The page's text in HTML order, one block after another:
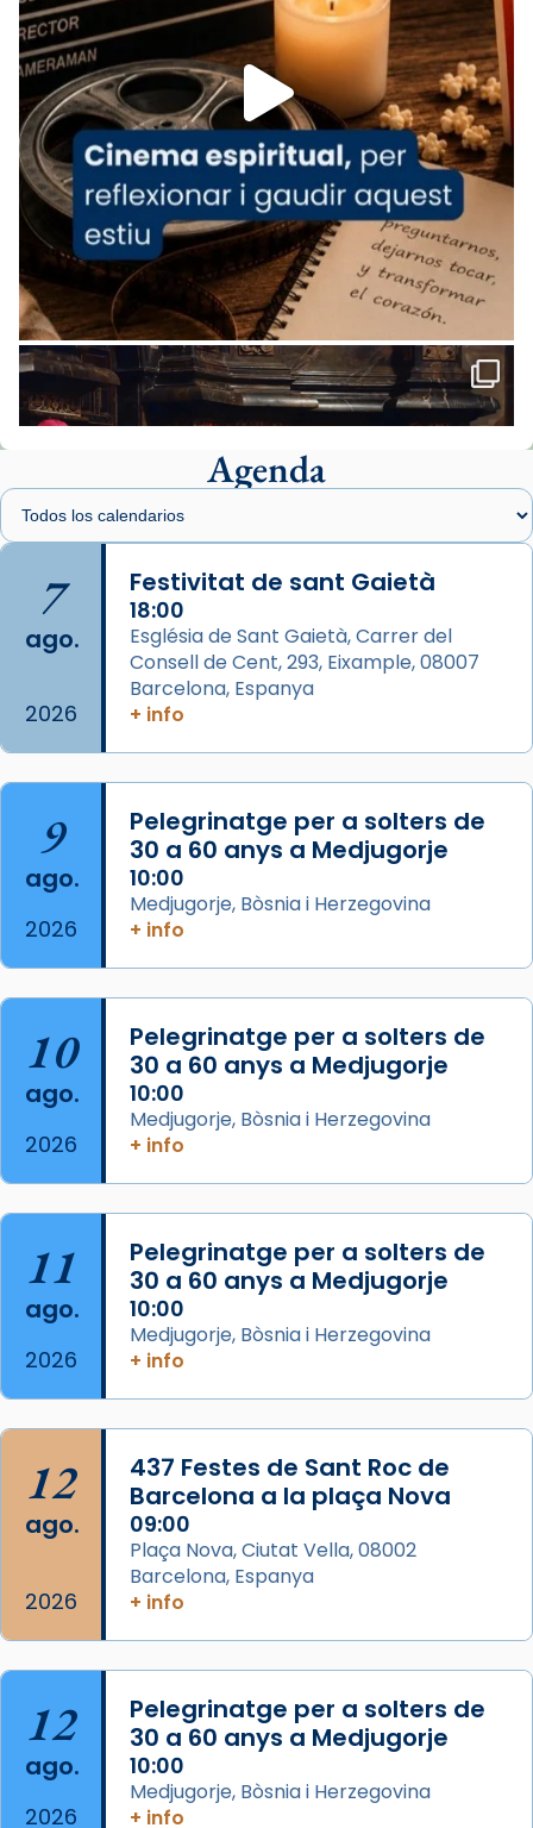
Aquest dilluns, 27 de juliol, ha tingut lloc la
missa d’acció de gràcies en agraïment al
comitè organitzador de la visita apostòlica
del Sant Pare Lleó XIV a Barcelona, i als
col·laboradors, a la Catedral de Barcelona.
L’arquebisbe de Barcelona, el cardenal Joan
Josep Omella, ha presidit la missa i l’ha
concelebrat el bisbe auxiliar de Barcelona,
Mons. David Abadías.
📸 Dr. G. Simón
Foto
View on Facebook Share
Arquebisbat de Barcelona
1 week ago
Memòria de les santes Juliana i
Semproniana, verges i màrtirs.
Acompanyant la història de sant Cugat, a
partir de l’Edat Mitjana sorgeix la tradició
que les santes Juliana (“relatiu a Júlia”) i
Semproniana (“relatiu a Semprònia =
eterna”) són deixebles seves. I l’any 1667, el
frare Joan Gaspar Roig, afirma en una obra
que les santes són filles de l’antiga Iluro.
Mataró en reivindicarà les relíq
...Ver más
Foto
View on Facebook
Jaume, fill de Zebedeu, és juntament amb el
seu germà Joan i Pere un dels que
acompanyava més de prop Jesús.
Segons el llibre dels Fets (12,2) fou el primer
apòstol màrtir, decapitat a Jerusalem per
Herodes Agripa (vers l'any 44).
Patró de Galícia, després de les invasions
musulmanes fou venerat com a patró dels
Regnes castellans i més tard de tota
Espanya.
View on Facebook · Share
Agenda
7
ago.
2026
Festivitat de sant Gaietà
18:00
Església de Sant Gaietà, Carrer del
Consell de Cent, 293, Eixample, 08007
Barcelona, Espanya
+ info
9
ago.
2026
Pelegrinatge per a solters de
30 a 60 anys a Medjugorje
10:00
Medjugorje, Bòsnia i Herzegovina
+ info
10
ago.
2026
Pelegrinatge per a solters de
30 a 60 anys a Medjugorje
10:00
Medjugorje, Bòsnia i Herzegovina
+ info
11
ago.
2026
Pelegrinatge per a solters de
30 a 60 anys a Medjugorje
10:00
Medjugorje, Bòsnia i Herzegovina
+ info
12
ago.
2026
437 Festes de Sant Roc de
Barcelona a la plaça Nova
09:00
Plaça Nova, Ciutat Vella, 08002
Barcelona, Espanya
+ info
12
ago.
2026
Pelegrinatge per a solters de
30 a 60 anys a Medjugorje
10:00
Medjugorje, Bòsnia i Herzegovina
+ info